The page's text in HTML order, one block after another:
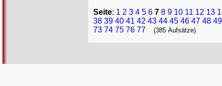
Seite: 1 2 3 4 5 6 7 8 9 10 11 12 13
38 39 40 41 42 43 44 45 46 47 48 49
73 74 75 76 77 (385 Aufsätze)